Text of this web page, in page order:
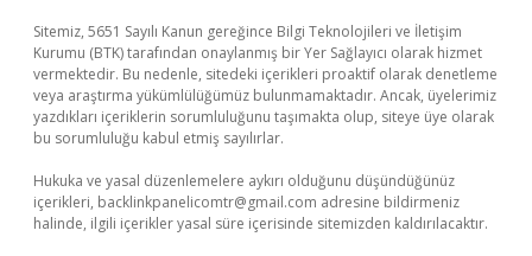
Sitemiz, 5651 Sayılı Kanun gereğince Bilgi Teknolojileri ve İletişim
Kurumu (BTK) tarafından onaylanmış bir Yer Sağlayıcı olarak hizmet
vermektedir. Bu nedenle, sitedeki içerikleri proaktif olarak denetleme
veya araştırma yükümlülüğümüz bulunmamaktadır. Ancak, üyelerimiz
yazdıkları içeriklerin sorumluluğunu taşımakta olup, siteye üye olarak
bu sorumluluğu kabul etmiş sayılırlar.
Hukuka ve yasal düzenlemelere aykırı olduğunu düşündüğünüz
içerikleri, backlinkpanelicomtr@gmail.com adresine bildirmeniz
halinde, ilgili içerikler yasal süre içerisinde sitemizden kaldırılacaktır.